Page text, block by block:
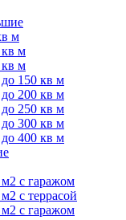
м
м
м
150 кв м
200 кв м
250 кв м
300 кв м
400 кв м
с гаражом
с террасой
с гаражом